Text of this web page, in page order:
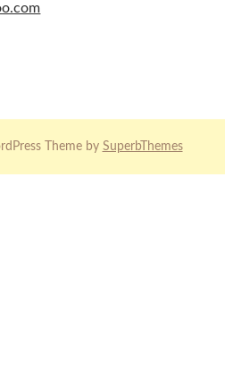
Theme by SuperbThemes